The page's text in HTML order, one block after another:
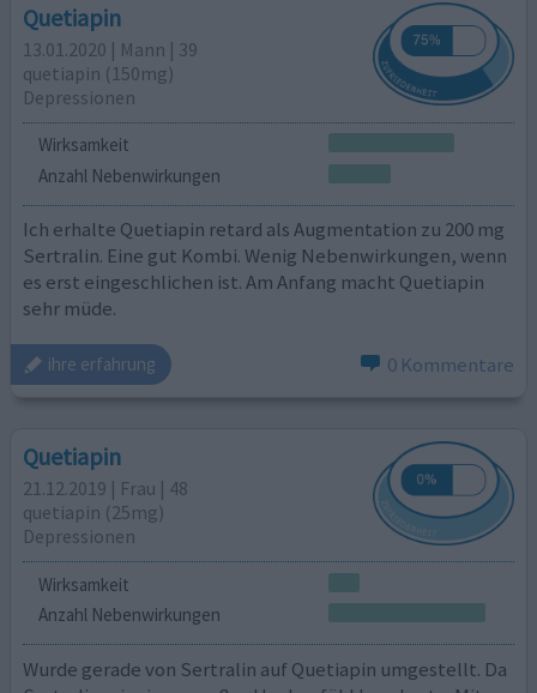
Quetiapin
13.01.2020 | Mann | 39
quetiapin (150mg)
Depressionen
Wirksamkeit
Anzahl Nebenwirkungen
Ich erhalte Quetiapin retard als Augmentation zu 200 mg
Sertralin. Eine gut Kombi. Wenig Nebenwirkungen, wenn
es erst eingeschlichen ist. Am Anfang macht Quetiapin
sehr müde.
ihre erfahrung 0 Kommentare
Quetiapin
21.12.2019 | Frau | 48
quetiapin (25mg)
Depressionen
Wirksamkeit
Anzahl Nebenwirkungen
Wurde gerade von Sertralin auf Quetiapin umgestellt. Da